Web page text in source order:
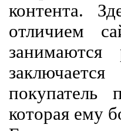
контента.
отличием
занимаются
покупатель
которая ему